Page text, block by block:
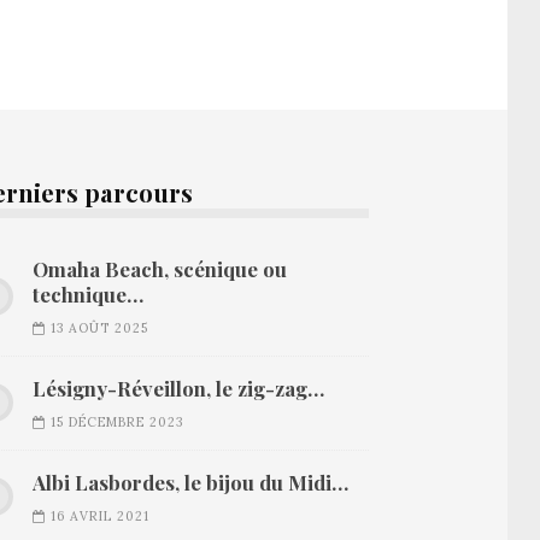
parcours
Omaha Beach, scénique ou
technique…
13 AOÛT 2025
Lésigny-Réveillon, le zig-zag…
15 DÉCEMBRE 2023
Albi Lasbordes, le bijou du Midi…
16 AVRIL 2021